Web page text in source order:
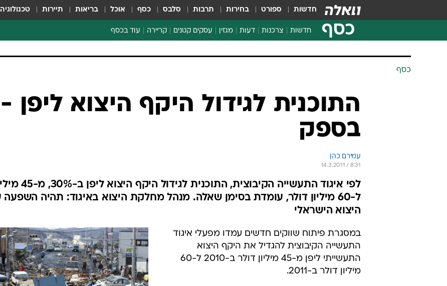
חדשות ספורט בחירות תרבות סלבס כסף אוכל בריאות תיירות טכנולוגיה
כסף חדשות צרכנות
השוואת מחירים
צרכנות פיננסית
דעות מגזין עסקים קטנים קריירה עוד בכסף
התוכנית לגידול היקף היצוא ליפן -
בספק
עמירם כהן
14.3.2011 / 8:31